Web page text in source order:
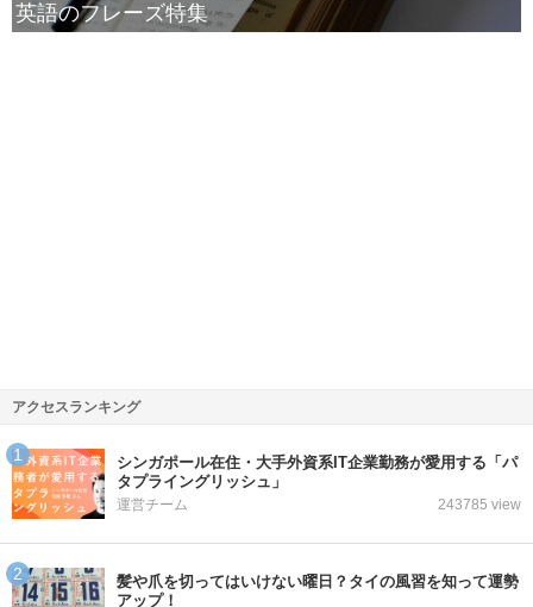
英語のフレーズ特集
アクセスランキング
シンガポール在住・大手外資系IT企業勤務が愛用する「パ
タプライングリッシュ」
運営チーム 243785 view
髪や爪を切ってはいけない曜日？タイの風習を知って運勢
アップ！